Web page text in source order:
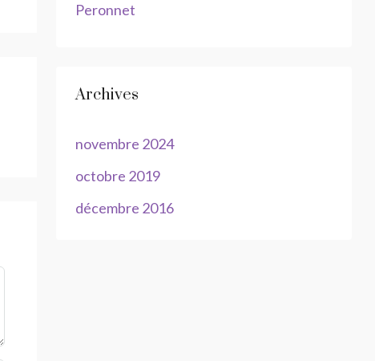
Peronnet
Archives
novembre 2024
octobre 2019
décembre 2016